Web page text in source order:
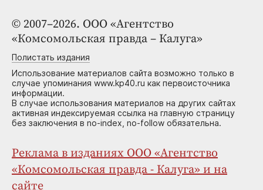
© 2007–2026. ООО «Агентство
«Комсомольская правда – Калуга»
Полистать издания
Использование материалов сайта возможно только в
случае упоминания www.kp40.ru как первоисточника
информации.
В случае использования материалов на других сайтах
активная индексируемая ссылка на главную страницу
без заключения в no-index, no-follow обязательна.
Реклама в изданиях ООО «Агентство
«Комсомольская правда - Калуга» и на
сайте